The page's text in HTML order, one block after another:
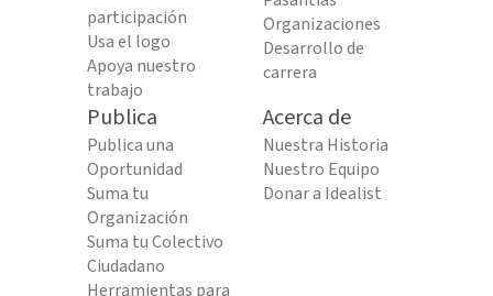
participación
Usa el logo
Apoya nuestro
trabajo
Organizaciones
Desarrollo de
carrera
Publica
Publica una
Oportunidad
Suma tu
Organización
Suma tu Colectivo
Ciudadano
Herramientas para
Acerca de
Nuestra Historia
Nuestro Equipo
Donar a Idealist